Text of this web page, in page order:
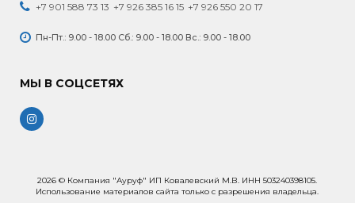
+7 901 588 73 13 +7 926 385 16 15 +7 926 550 20 17
Пн-Пт.: 9.00 - 18.00 Сб.: 9.00 - 18.00 Вс.: 9.00 - 18.00
МЫ В СОЦСЕТЯХ
2026 © Компания "Ауруф" ИП Ковалевский М.В. ИНН 503240398105.
Использование материалов сайта только с разрешения владельца.